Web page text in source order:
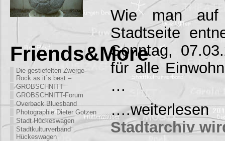
Friends&More
Die gestiefelten Zwerge –
Rock as it´s best –
GROBSCHNITT
GROBSCHNITT-Forum
Overback Bluesband
Photographie Dieter Gotzen
Stadt Hückeswagen
Stadtkulturverband
Hückeswagen
Wie man auf
Stadtseite
Sonntag,
für alle
…
Stadtarchiv